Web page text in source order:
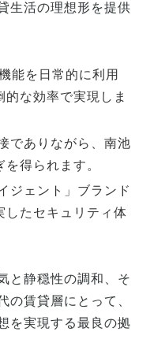
生活の理想形を提供
能を日常的に利用
的な効率で実現しま
でありながら、南池
得られます。
ジェント」ブランド
したセキュリティ体
と静穏性の調和、そ
の賃貸層にとって、
を実現する最良の拠